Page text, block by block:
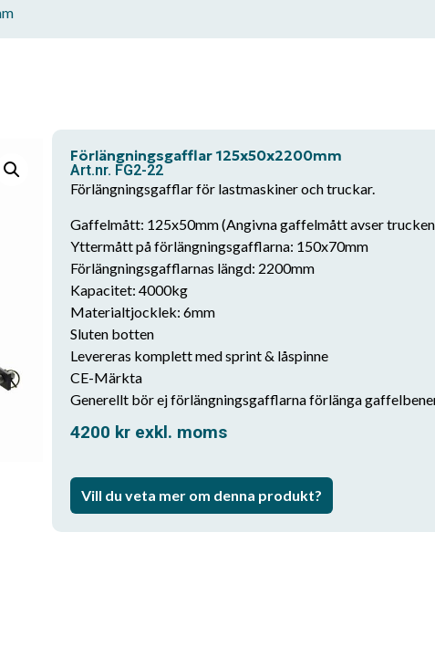
Förlängningsgafflar 125x50x2200mm
Art.nr. FG2-22
Förlängningsgafflar för lastmaskiner och truckar.
Gaffelmått: 125x50mm (Angivna gaffelmått avser
Yttermått på förlängningsgafflarna: 150x70mm
Förlängningsgafflarnas längd: 2200mm
Kapacitet: 4000kg
Materialtjocklek: 6mm
Sluten botten
Levereras komplett med sprint & låspinne
CE-Märkta
Generellt bör ej förlängningsgafflarna förlänga
4200 kr exkl. moms
Vill du veta mer om denna produkt?